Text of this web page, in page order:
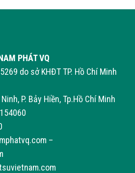
PHÁT VQ
do sở KHĐT TP. Hồ Chí Minh
P. Bảy Hiền, Tp.Hồ Chí Minh
–